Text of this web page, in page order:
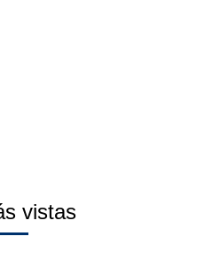
vistas